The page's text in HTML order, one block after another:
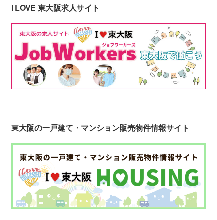
I LOVE 東大阪求人サイト
東大阪の一戸建て・マンション販売物件情報サイト